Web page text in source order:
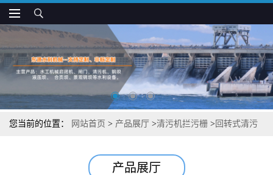
您当前的位置： 网站首页 > 产品展厅 >清污机拦污栅 > 回转式清污
产品展厅